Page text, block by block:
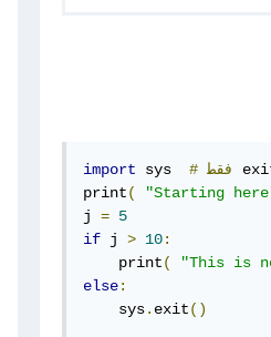
import sys # فقط
print( "Starting
j = 5
if j > 10:
    print
( "This is
else:
    sys
. exit()